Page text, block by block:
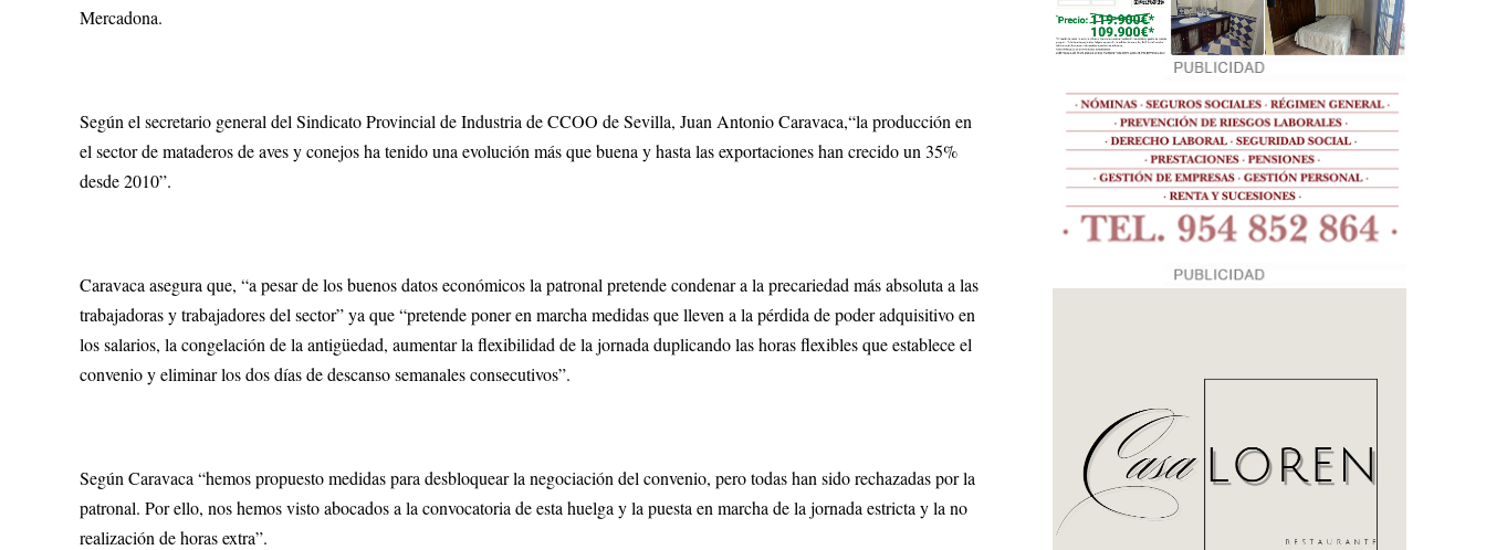
Mercadona.
Según el secretario general del Sindicato Provincial de Industria de CCOO de Sevilla, Juan Antonio Caravaca,“la producción en
el sector de mataderos de aves y conejos ha tenido una evolución más que buena y hasta las exportaciones han crecido un 35%
desde 2010”.
Caravaca asegura que, “a pesar de los buenos datos económicos la patronal pretende condenar a la precariedad más absoluta a las
trabajadoras y trabajadores del sector” ya que “pretende poner en marcha medidas que lleven a la pérdida de poder adquisitivo en
los salarios, la congelación de la antigüedad, aumentar la flexibilidad de la jornada duplicando las horas flexibles que establece el
convenio y eliminar los dos días de descanso semanales consecutivos”.
Según Caravaca “hemos propuesto medidas para desbloquear la negociación del convenio, pero todas han sido rechazadas por la
patronal. Por ello, nos hemos visto abocados a la convocatoria de esta huelga y la puesta en marcha de la jornada estricta y la no
realización de horas extra”.